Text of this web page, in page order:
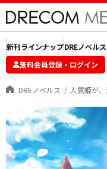
新刊ラインナップDREノベル
無料会員登録・ログイン
DREノベルス 人質姫が、消息